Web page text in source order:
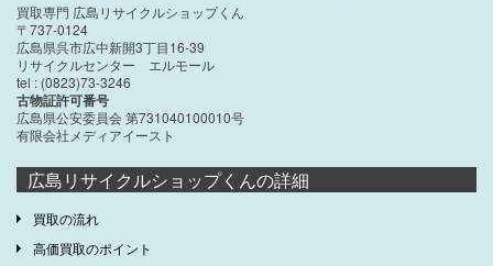
買取専門 広島リサイクルショップくん
〒737-0124
広島県呉市広中新開3丁目16-39
リサイクルセンター エルモール
tel : (0823)73-3246
古物証許可番号
広島県公安委員会 第731040100010号
有限会社メディアイースト
広島リサイクルショップくんの詳細
買取の流れ
高価買取のポイント